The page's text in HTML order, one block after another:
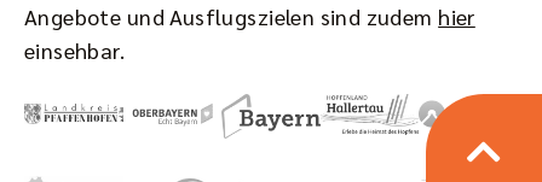
Angebote und Ausflugszielen sind zudem hier
einsehbar.